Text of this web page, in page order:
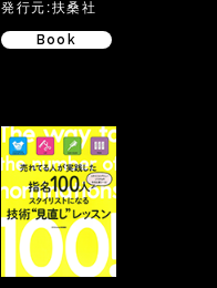
発行元:扶桑社
Book